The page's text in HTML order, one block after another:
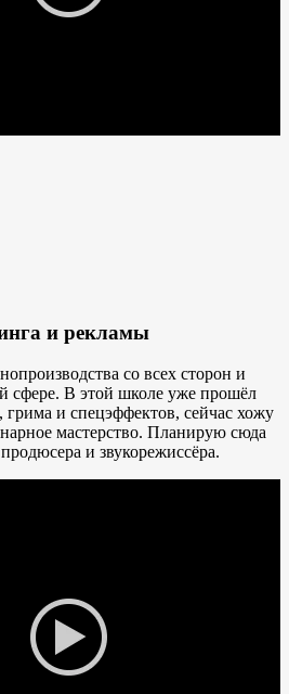
и рекламы
со всех сторон и
сфере. В этой школе уже прошёл
грима и спецэффектов, сейчас хожу
мастерство. Планирую сюда
и звукорежиссёра.